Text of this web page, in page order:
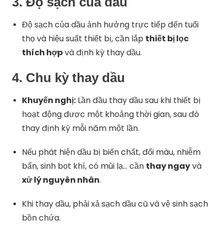
Độ sạch của dầu ảnh hưởng trực tiếp đến tuổi
thọ và hiệu suất thiết bị, cần lắp thiết bị lọc
thích hợpvà định kỳ thay dầu.
4. Chu kỳ thay dầu
Khuyến nghị: Lần đầu thay dầu sau khi thiết bị
hoạt động được một khoảng thời gian, sau đó
thay định kỳ mỗi năm một lần.
Nếu phát hiện dầu bị biến chất, đổi màu, nhiễm
bẩn, sinh bọt khí, có mùi lạ… cần thay ngayvà
xử lý nguyên nhân.
Khi thay dầu, phải xả sạch dầu cũ và vệ sinh sạch
bồn chứa.